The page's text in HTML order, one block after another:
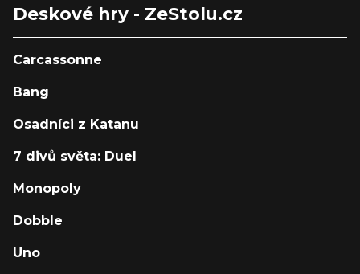
Deskové hry - ZeStolu.cz
Carcassonne
Bang
Osadníci z Katanu
7 divů světa: Duel
Monopoly
Dobble
Uno